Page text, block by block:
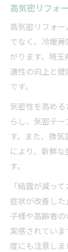
高気密リフォ
高気密リフォ
でなく、冷暖
がります。埼
適性の向上と
です。
気密性を高め
らし、気密テ
す。また、換
により、新鮮
す。
「結露が減っ
症状が改善し
子様や高齢者
実感されてい
度にも注意しま